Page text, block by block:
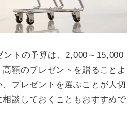
ントの予算は、2,000～15,000
額のプレゼントを贈ることよ
、プレゼントを選ぶことが大切
談しておくこともおすすめで